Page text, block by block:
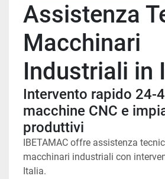
Assistenza
Macchinari
Industriali in
Intervento rapido 24-
macchine CNC e
produttivi
IBETAMAC offre assistenza
macchinari industriali con
Italia.